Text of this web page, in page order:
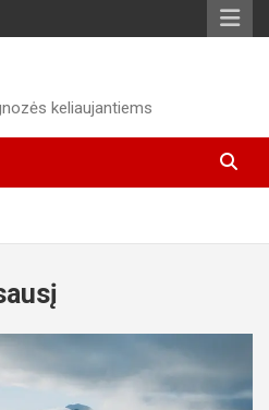
keliaujantiems